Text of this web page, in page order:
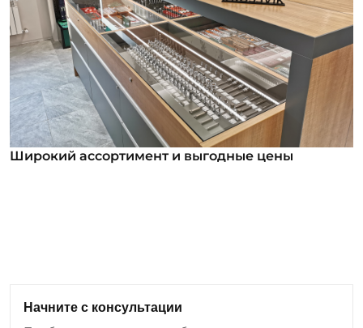
Широкий ассортимент и выгодные цены
добавляем новые позиции оборудования и
Начните с консультации